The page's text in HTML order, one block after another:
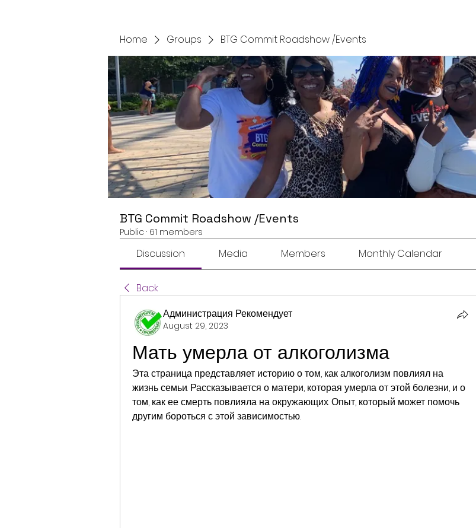
Home Groups BTG Commit Roadshow /Events
BTG Commit Roadshow /Events
Public · 61 members
Discussion Media Members Monthly Calendar
Back
Администрация Рекомендует
August 29, 2023
Мать умерла от алкоголизма
Эта страница представляет историю о том, как алкоголизм повлиял на
жизнь семьи. Рассказывается о матери, которая умерла от этой болезни, и о
том, как ее смерть повлияла на окружающих. Опыт, который может помочь
другим бороться с этой зависимостью.